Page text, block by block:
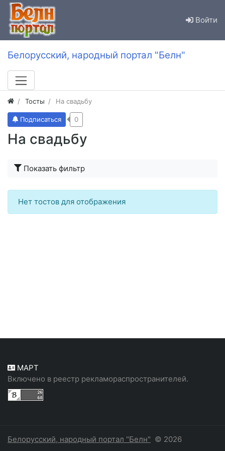
Войти
Белорусский, народный портал "Белн"
Тосты На свадьбу
На свадьбу
Подписаться 0
Показать фильтр
Нет тостов для отображения
МАРТ
Включено в реестр рекламораспространителей.
Белорусский, народный портал "Белн" © 2026